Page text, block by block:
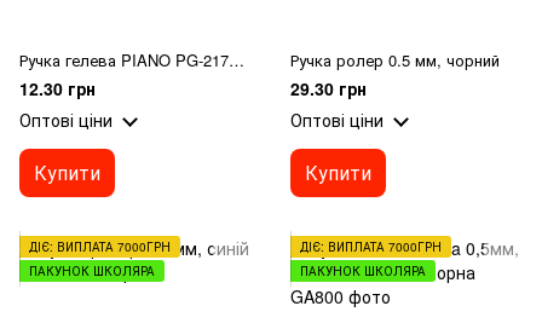
Ручка гелева PIANO PG-2177 фіолетова
12.30 грн
Оптові ціни
Купити
Ручка ролер 0.5 мм, чорний
29.30 грн
Оптові ціни
Купити
ДІЄ: ВИПЛАТА 7000ГРН
ПАКУНОК ШКОЛЯРА
ДІЄ: ВИПЛАТА 7000ГРН
ПАКУНОК ШКОЛЯРА